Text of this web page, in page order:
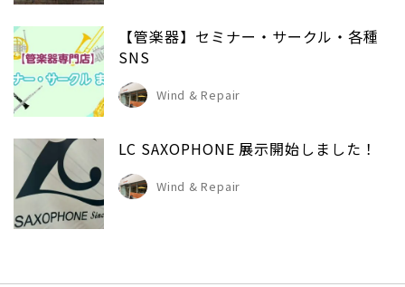
【管楽器】セミナー・サークル・各種
SNS
Wind & Repair
LC SAXOPHONE 展示開始しました！
Wind & Repair